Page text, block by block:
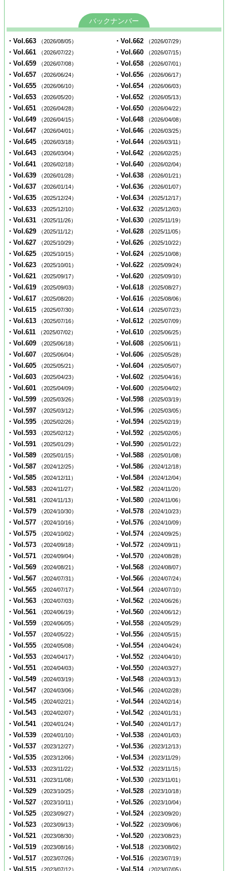
バックナンバー
・Vol.663 （2026/08/05） ・Vol.662 （2026/07/29）
・Vol.661 （2026/07/22） ・Vol.660 （2026/07/15）
・Vol.659 （2026/07/08） ・Vol.658 （2026/07/01）
・Vol.657 （2026/06/24） ・Vol.656 （2026/06/17）
・Vol.655 （2026/06/10） ・Vol.654 （2026/06/03）
・Vol.653 （2026/05/20） ・Vol.652 （2026/05/13）
・Vol.651 （2026/04/28） ・Vol.650 （2026/04/22）
・Vol.649 （2026/04/15） ・Vol.648 （2026/04/08）
・Vol.647 （2026/04/01） ・Vol.646 （2026/03/25）
・Vol.645 （2026/03/18） ・Vol.644 （2026/03/11）
・Vol.643 （2026/03/04） ・Vol.642 （2026/02/25）
・Vol.641 （2026/02/18） ・Vol.640 （2026/02/04）
・Vol.639 （2026/01/28） ・Vol.638 （2026/01/21）
・Vol.637 （2026/01/14） ・Vol.636 （2026/01/07）
・Vol.635 （2025/12/24） ・Vol.634 （2025/12/17）
・Vol.633 （2025/12/10） ・Vol.632 （2025/12/03）
・Vol.631 （2025/11/26） ・Vol.630 （2025/11/19）
・Vol.629 （2025/11/12） ・Vol.628 （2025/11/05）
・Vol.627 （2025/10/29） ・Vol.626 （2025/10/22）
・Vol.625 （2025/10/15） ・Vol.624 （2025/10/08）
・Vol.623 （2025/10/01） ・Vol.622 （2025/09/24）
・Vol.621 （2025/09/17） ・Vol.620 （2025/09/10）
・Vol.619 （2025/09/03） ・Vol.618 （2025/08/27）
・Vol.617 （2025/08/20） ・Vol.616 （2025/08/06）
・Vol.615 （2025/07/30） ・Vol.614 （2025/07/23）
・Vol.613 （2025/07/16） ・Vol.612 （2025/07/09）
・Vol.611 （2025/07/02） ・Vol.610 （2025/06/25）
・Vol.609 （2025/06/18） ・Vol.608 （2025/06/11）
・Vol.607 （2025/06/04） ・Vol.606 （2025/05/28）
・Vol.605 （2025/05/21） ・Vol.604 （2025/05/07）
・Vol.603 （2025/04/23） ・Vol.602 （2025/04/16）
・Vol.601 （2025/04/09） ・Vol.600 （2025/04/02）
・Vol.599 （2025/03/26） ・Vol.598 （2025/03/19）
・Vol.597 （2025/03/12） ・Vol.596 （2025/03/05）
・Vol.595 （2025/02/26） ・Vol.594 （2025/02/19）
・Vol.593 （2025/02/12） ・Vol.592 （2025/02/05）
・Vol.591 （2025/01/29） ・Vol.590 （2025/01/22）
・Vol.589 （2025/01/15） ・Vol.588 （2025/01/08）
・Vol.587 （2024/12/25） ・Vol.586 （2024/12/18）
・Vol.585 （2024/12/11） ・Vol.584 （2024/12/04）
・Vol.583 （2024/11/27） ・Vol.582 （2024/11/20）
・Vol.581 （2024/11/13） ・Vol.580 （2024/11/06）
・Vol.579 （2024/10/30） ・Vol.578 （2024/10/23）
・Vol.577 （2024/10/16） ・Vol.576 （2024/10/09）
・Vol.575 （2024/10/02） ・Vol.574 （2024/09/25）
・Vol.573 （2024/09/18） ・Vol.572 （2024/09/11）
・Vol.571 （2024/09/04） ・Vol.570 （2024/08/28）
・Vol.569 （2024/08/21） ・Vol.568 （2024/08/07）
・Vol.567 （2024/07/31） ・Vol.566 （2024/07/24）
・Vol.565 （2024/07/17） ・Vol.564 （2024/07/10）
・Vol.563 （2024/07/03） ・Vol.562 （2024/06/26）
・Vol.561 （2024/06/19） ・Vol.560 （2024/06/12）
・Vol.559 （2024/06/05） ・Vol.558 （2024/05/29）
・Vol.557 （2024/05/22） ・Vol.556 （2024/05/15）
・Vol.555 （2024/05/08） ・Vol.554 （2024/04/24）
・Vol.553 （2024/04/17） ・Vol.552 （2024/04/10）
・Vol.551 （2024/04/03） ・Vol.550 （2024/03/27）
・Vol.549 （2024/03/19） ・Vol.548 （2024/03/13）
・Vol.547 （2024/03/06） ・Vol.546 （2024/02/28）
・Vol.545 （2024/02/21） ・Vol.544 （2024/02/14）
・Vol.543 （2024/02/07） ・Vol.542 （2024/01/31）
・Vol.541 （2024/01/24） ・Vol.540 （2024/01/17）
・Vol.539 （2024/01/10） ・Vol.538 （2024/01/03）
・Vol.537 （2023/12/27） ・Vol.536 （2023/12/13）
・Vol.535 （2023/12/06） ・Vol.534 （2023/11/29）
・Vol.533 （2023/11/22） ・Vol.532 （2023/11/15）
・Vol.531 （2023/11/08） ・Vol.530 （2023/11/01）
・Vol.529 （2023/10/25） ・Vol.528 （2023/10/18）
・Vol.527 （2023/10/11） ・Vol.526 （2023/10/04）
・Vol.525 （2023/09/27） ・Vol.524 （2023/09/20）
・Vol.523 （2023/09/13） ・Vol.522 （2023/09/06）
・Vol.521 （2023/08/30） ・Vol.520 （2023/08/23）
・Vol.519 （2023/08/16） ・Vol.518 （2023/08/02）
・Vol.517 （2023/07/26） ・Vol.516 （2023/07/19）
・Vol.515 （2023/07/12） ・Vol.514 （2023/07/05）